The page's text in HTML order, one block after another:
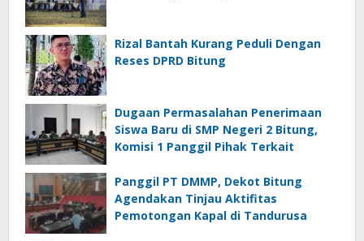
Rizal Bantah Kurang Peduli Dengan
Reses DPRD Bitung
Dugaan Permasalahan Penerimaan
Siswa Baru di SMP Negeri 2 Bitung,
Komisi 1 Panggil Pihak Terkait
Panggil PT DMMP, Dekot Bitung
Agendakan Tinjau Aktifitas
Pemotongan Kapal di Tandurusa